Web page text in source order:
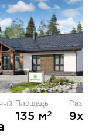
Площадь
135 м2